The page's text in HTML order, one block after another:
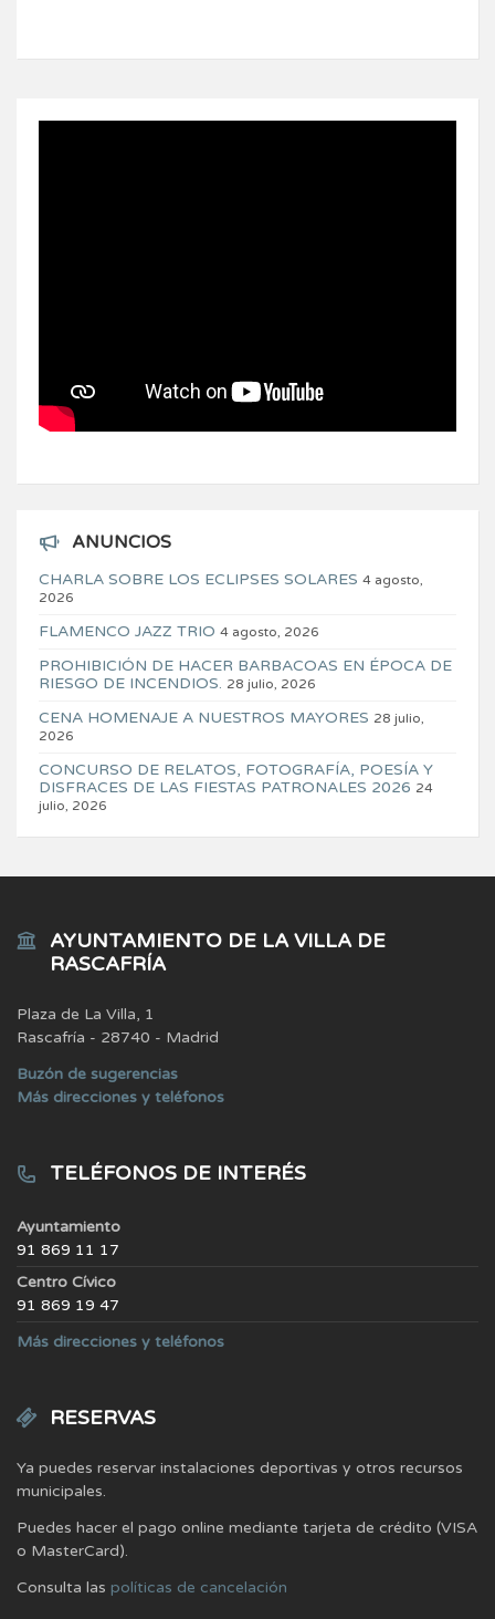
ANUNCIOS
CHARLA SOBRE LOS ECLIPSES SOLARES 4 agosto,
2026
FLAMENCO JAZZ TRIO 4 agosto, 2026
PROHIBICIÓN DE HACER BARBACOAS EN ÉPOCA DE
RIESGO DE INCENDIOS. 28 julio, 2026
CENA HOMENAJE A NUESTROS MAYORES 28 julio,
2026
CONCURSO DE RELATOS, FOTOGRAFÍA, POESÍA Y
DISFRACES DE LAS FIESTAS PATRONALES 2026 24
julio, 2026
AYUNTAMIENTO DE LA VILLA DE
RASCAFRÍA
Plaza de La Villa, 1
Rascafría - 28740 - Madrid
Buzón de sugerencias
Más direcciones y teléfonos
TELÉFONOS DE INTERÉS
Ayuntamiento
91 869 11 17
Centro Cívico
91 869 19 47
Más direcciones y teléfonos
RESERVAS
Ya puedes reservar instalaciones deportivas y otros recursos
municipales.
Puedes hacer el pago online mediante tarjeta de crédito (VISA
o MasterCard).
Consulta las políticas de cancelación